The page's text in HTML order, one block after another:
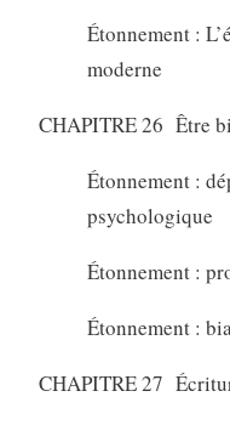
Étonnement :
moderne
CHAPITRE 26 Être
Étonnement :
psychologique
Étonnement :
Étonnement :
CHAPITRE 27